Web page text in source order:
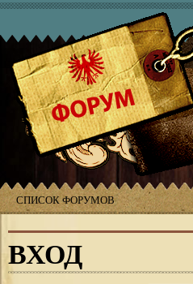
СПИСОК ФОРУМОВ
ВХОД